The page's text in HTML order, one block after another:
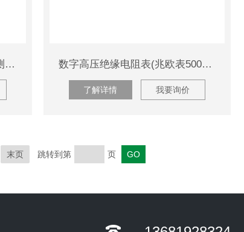
HYD2000新智能双显绝缘电阻测试仪 数字高压绝缘电阻表(兆欧表5000V)
了解详情 我要询价
末页 跳转到第 页